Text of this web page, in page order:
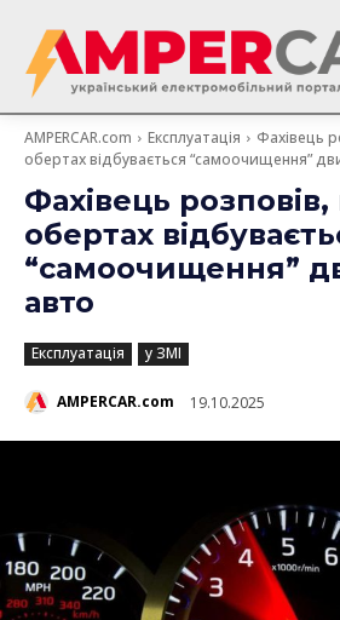
AMPERCAR.com Експлуатація
Фахівець
обертах відбувається “самоочищення”
Фахівець
обертах
“самоочищення”
авто
Експлуатація у ЗМІ
AMPERCAR.com 19.10.2025